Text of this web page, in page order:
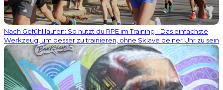
Nach Gefühl laufen: So nutzt du RPE im Training - Das einfachste
Werkzeug, um besser zu trainieren, ohne Sklave deiner Uhr zu sein